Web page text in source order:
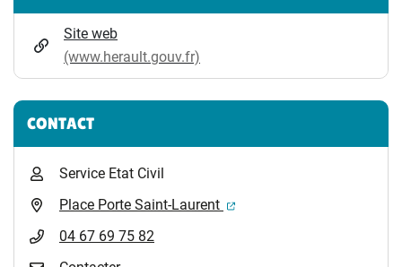
Site web
(www.herault.gouv.fr)
CONTACT
Service Etat Civil
Place Porte Saint-Laurent
(ouverture dans un
04 67 69 75 82